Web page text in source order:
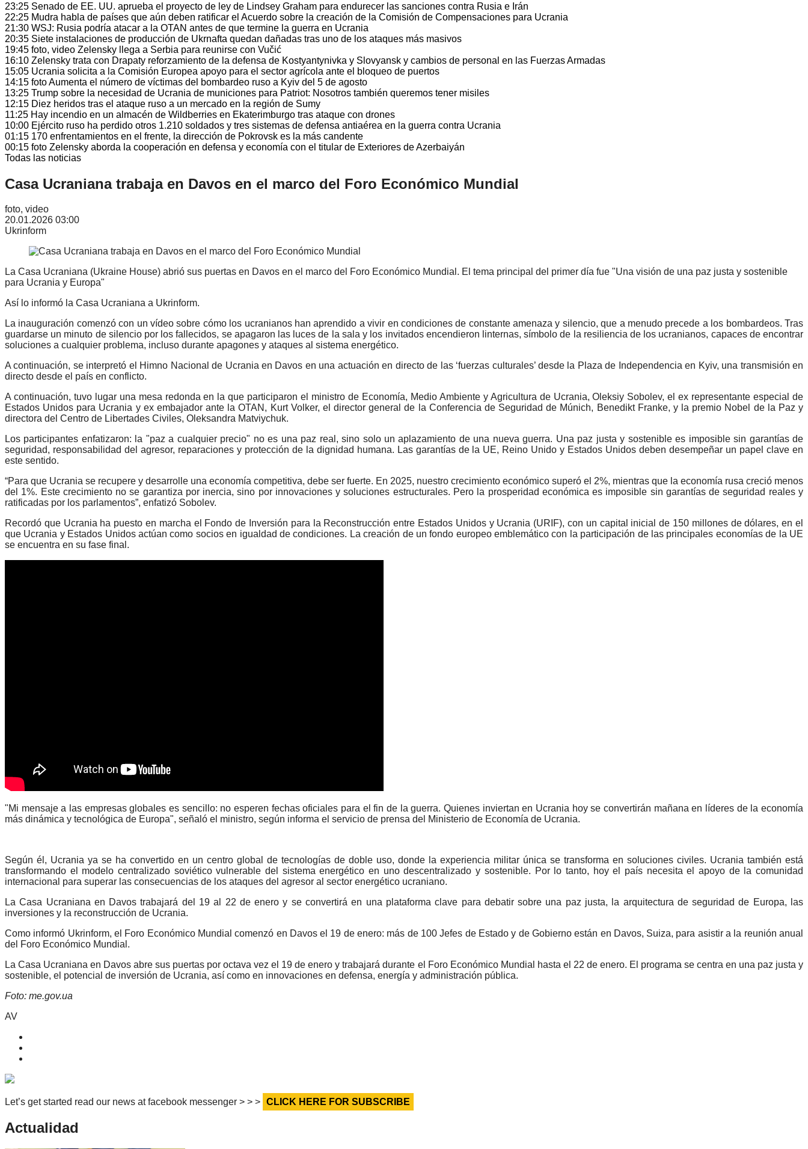
23:25 Senado de EE. UU. aprueba el proyecto de ley de Lindsey Graham para endurecer las sanciones contra Rusia e Irán
22:25 Mudra habla de países que aún deben ratificar el Acuerdo sobre la creación de la Comisión de Compensaciones para Ucrania
21:30 WSJ: Rusia podría atacar a la OTAN antes de que termine la guerra en Ucrania
20:35 Siete instalaciones de producción de Ukrnafta quedan dañadas tras uno de los ataques más masivos
19:45 foto, video Zelensky llega a Serbia para reunirse con Vučić
16:10 Zelensky trata con Drapaty reforzamiento de la defensa de Kostyantynivka y Slovyansk y cambios de personal en las Fuerzas Armadas
15:05 Ucrania solicita a la Comisión Europea apoyo para el sector agrícola ante el bloqueo de puertos
14:15 fotoAumenta el número de víctimas del bombardeo ruso a Kyiv del 5 de agosto
13:25 Trump sobre la necesidad de Ucrania de municiones para Patriot: Nosotros también queremos tener misiles
12:15 Diez heridos tras el ataque ruso a un mercado en la región de Sumy
11:25 Hay incendio en un almacén de Wildberries en Ekaterimburgo tras ataque con drones
10:00 Ejército ruso ha perdido otros 1.210 soldados y tres sistemas de defensa antiaérea en la guerra contra Ucrania
01:15 170 enfrentamientos en el frente, la dirección de Pokrovsk es la más candente
00:15 foto Zelensky aborda la cooperación en defensa y economía con el titular de Exteriores de Azerbaiyán
Todas las noticias
Casa Ucraniana trabaja en Davos en el marco del Foro Económico Mundial
foto, video
20.01.2026 03:00
Ukrinform
La Casa Ucraniana (Ukraine House) abrió sus puertas en Davos en el marco del Foro Económico Mundial. El tema principal del primer día fue "Una visión de una paz justa y sostenible
para Ucrania y Europa"
Así lo informó la Casa Ucraniana a Ukrinform.
La inauguración comenzó con un vídeo sobre cómo los ucranianos han aprendido a vivir en condiciones de constante amenaza y silencio, que a menudo precede a los bombardeos. Tras
guardarse un minuto de silencio por los fallecidos, se apagaron las luces de la sala y los invitados encendieron linternas, símbolo de la resiliencia de los ucranianos, capaces de encontrar
soluciones a cualquier problema, incluso durante apagones y ataques al sistema energético.
A continuación, se interpretó el Himno Nacional de Ucrania en Davos en una actuación en directo de las ‘fuerzas culturales’ desde la Plaza de Independencia en Kyiv, una transmisión en
directo desde el país en conflicto.
A continuación, tuvo lugar una mesa redonda en la que participaron el ministro de Economía, Medio Ambiente y Agricultura de Ucrania, Oleksiy Sobolev, el ex representante especial de
Estados Unidos para Ucrania y ex embajador ante la OTAN, Kurt Volker, el director general de la Conferencia de Seguridad de Múnich, Benedikt Franke, y la premio Nobel de la Paz y
directora del Centro de Libertades Civiles, Oleksandra Matviychuk.
Los participantes enfatizaron: la "paz a cualquier precio" no es una paz real, sino solo un aplazamiento de una nueva guerra. Una paz justa y sostenible es imposible sin garantías de
seguridad, responsabilidad del agresor, reparaciones y protección de la dignidad humana. Las garantías de la UE, Reino Unido y Estados Unidos deben desempeñar un papel clave en
este sentido.
“Para que Ucrania se recupere y desarrolle una economía competitiva, debe ser fuerte. En 2025, nuestro crecimiento económico superó el 2%, mientras que la economía rusa creció menos
del 1%. Este crecimiento no se garantiza por inercia, sino por innovaciones y soluciones estructurales. Pero la prosperidad económica es imposible sin garantías de seguridad reales y
ratificadas por los parlamentos”, enfatizó Sobolev.
Recordó que Ucrania ha puesto en marcha el Fondo de Inversión para la Reconstrucción entre Estados Unidos y Ucrania (URIF), con un capital inicial de 150 millones de dólares, en el
que Ucrania y Estados Unidos actúan como socios en igualdad de condiciones. La creación de un fondo europeo emblemático con la participación de las principales economías de la UE
se encuentra en su fase final.
"Mi mensaje a las empresas globales es sencillo: no esperen fechas oficiales para el fin de la guerra. Quienes inviertan en Ucrania hoy se convertirán mañana en líderes de la economía
más dinámica y tecnológica de Europa", señaló el ministro, según informa el servicio de prensa del Ministerio de Economía de Ucrania.
Según él, Ucrania ya se ha convertido en un centro global de tecnologías de doble uso, donde la experiencia militar única se transforma en soluciones civiles. Ucrania también está
transformando el modelo centralizado soviético vulnerable del sistema energético en uno descentralizado y sostenible. Por lo tanto, hoy el país necesita el apoyo de la comunidad
internacional para superar las consecuencias de los ataques del agresor al sector energético ucraniano.
La Casa Ucraniana en Davos trabajará del 19 al 22 de enero y se convertirá en una plataforma clave para debatir sobre una paz justa, la arquitectura de seguridad de Europa, las
inversiones y la reconstrucción de Ucrania.
Como informó Ukrinform, el Foro Económico Mundial comenzó en Davos el 19 de enero: más de 100 Jefes de Estado y de Gobierno están en Davos, Suiza, para asistir a la reunión anual
del Foro Económico Mundial.
La Casa Ucraniana en Davos abre sus puertas por octava vez el 19 de enero y trabajará durante el Foro Económico Mundial hasta el 22 de enero. El programa se centra en una paz justa y
sostenible, el potencial de inversión de Ucrania, así como en innovaciones en defensa, energía y administración pública.
Foto: me.gov.ua
AV
Let’s get started read our news at facebook messenger > > > CLICK HERE FOR SUBSCRIBE
Actualidad